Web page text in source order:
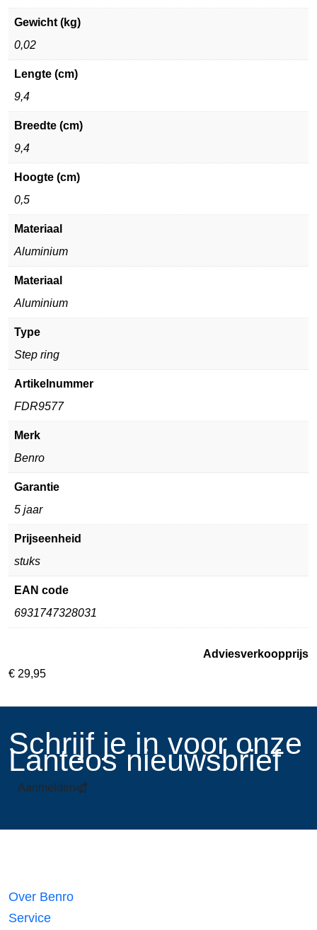
Gewicht (kg)
0,02
Lengte (cm)
9,4
Breedte (cm)
9,4
Hoogte (cm)
0,5
Materiaal
Aluminium
Materiaal
Aluminium
Type
Step ring
Artikelnummer
FDR9577
Merk
Benro
Garantie
5 jaar
Prijseenheid
stuks
EAN code
6931747328031
Adviesverkoopprijs
€ 29,95
​Schrijf je in voor onze
Lanteos nieuwsbrief
Aanmelden
Over Benro
Service